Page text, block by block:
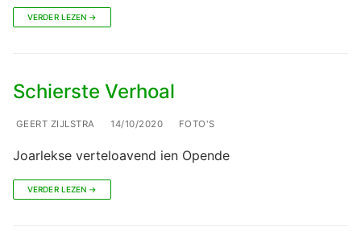
VERDER LEZEN →
Schierste Verhoal
GEERT ZIJLSTRA 14/10/2020 FOTO'S
Joarlekse verteloavend ien Opende
VERDER LEZEN →